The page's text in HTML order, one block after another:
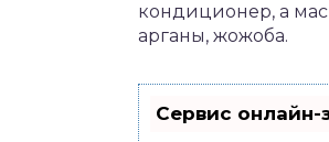
кондиционер, а
арганы, жожоба.
Сервис онлайн-